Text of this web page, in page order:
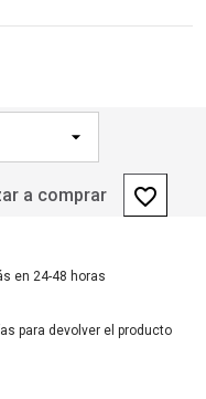
a comprar favorite_border
en 24-48 horas
para devolver el producto